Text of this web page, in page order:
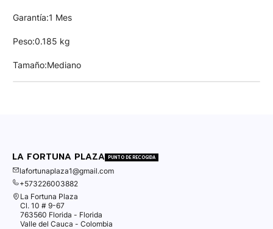
Garantía:1 Mes
Peso:0.185 kg
Tamaño:Mediano
LA FORTUNA PLAZA PUNTO DE RECOGIDA
lafortunaplaza1@gmail.com
+573226003882
La Fortuna Plaza
Cl. 10 # 9-67
763560 Florida - Florida
Valle del Cauca - Colombia